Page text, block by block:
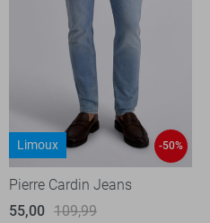
Limoux -50%
Pierre Cardin Jeans
55,00 109,99